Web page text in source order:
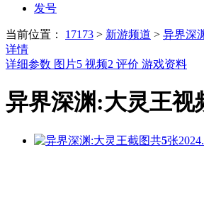
发号
当前位置： 17173 > 新游频道 > 异界深
详情
详细参数 图片5 视频2 评价 游戏资料
异界深渊:大灵王视
共5张